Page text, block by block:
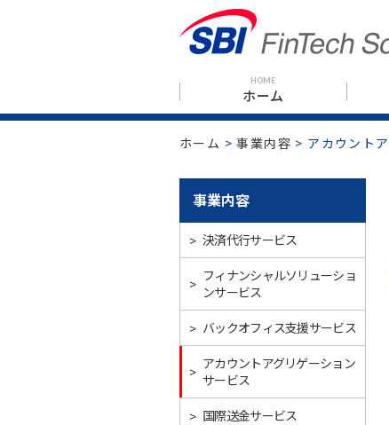
HOME
ホーム
ホーム >事業内容 > アカウント
事業内容
> 決済代行サービス
> フィナンシャルソリューショ
ンサービス
> バックオフィス支援サービス
> アカウントアグリゲーション
サービス
> 国際送金サービス